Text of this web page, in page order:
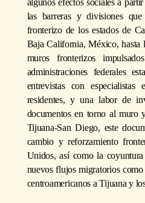
algunos efectos sociales a
las barreras y divisiones
fronterizo de los estados de
Baja California, México, hasta
muros fronterizos
administraciones federales
entrevistas con
residentes, y una labor de
documentos en torno al muro
Tijuana-San Diego, este
cambio y reforzamiento
Unidos, así como la
nuevos flujos migratorios como
centroamericanos a Tijuana y